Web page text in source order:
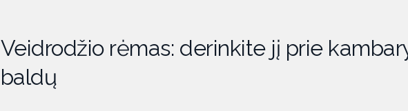
Veidrodžio rėmas: derinkite jį prie
baldų